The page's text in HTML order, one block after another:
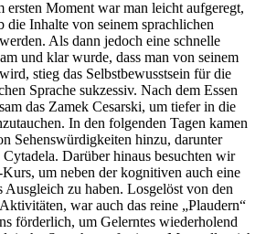
ersten Moment war man leicht aufgeregt,
die Inhalte von seinem sprachlichen
Als dann jedoch eine schnelle
und klar wurde, dass man von seinem
stieg das Selbstbewusstsein für die
Sprache sukzessiv. Nach dem Essen
das Zamek Cesarski, um tiefer in die
In den folgenden Tagen kamen
Sehenswürdigkeiten hinzu, darunter
Darüber hinaus besuchten wir
Kurs, um neben der kognitiven auch eine
Ausgleich zu haben. Losgelöst von den
war auch das reine „Plaudern“
förderlich, um Gelerntes wiederholend